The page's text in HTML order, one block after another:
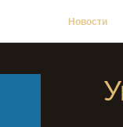
Новости